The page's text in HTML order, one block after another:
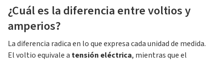
¿Cuál es la diferencia entre voltios y
amperios?
La diferencia radica en lo que expresa cada unidad de medida.
El voltio equivale a tensión eléctrica, mientras que el